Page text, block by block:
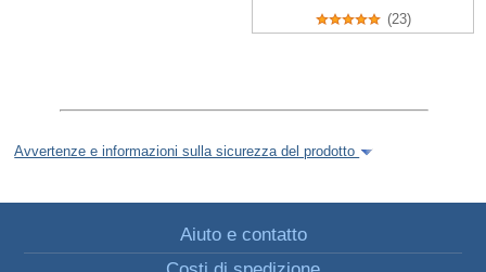
(23)
Avvertenze e informazioni sulla sicurezza del prodotto
Aiuto e contatto